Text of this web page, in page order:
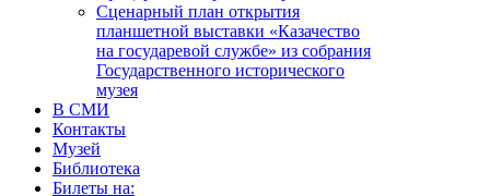
Сценарный план открытия
планшетной выставки «Казачество
на государевой службе» из собрания
Государственного исторического
музея
В СМИ
Контакты
Музей
Библиотека
Билеты на: